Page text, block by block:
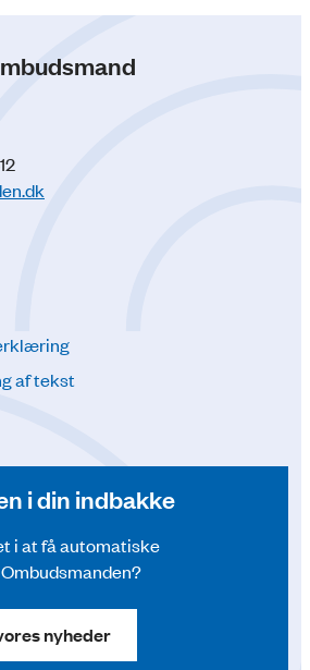
af tekst
i din indbakke
i at få automatiske
nyheder